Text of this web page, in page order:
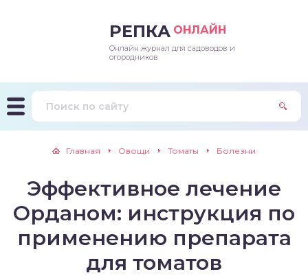
РЕПКА ОНЛАЙН
Онлайн журнал для садоводов и
огородников
Главная Овощи Томаты Болезни
Эффективное лечение
Орданом: инструкция по
применению препарата
для томатов
и подкормки